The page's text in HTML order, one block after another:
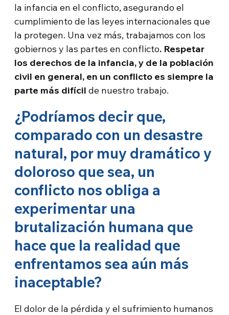
la infancia en el conflicto, asegurando el
cumplimiento de las leyes internacionales que
la protegen. Una vez más, trabajamos con los
gobiernos y las partes en conflicto. Respetar
los derechos de la infancia, y de la población
civil en general, en un conflicto es siempre la
parte más difícilde nuestro trabajo.
¿Podríamos decir que,
comparado con un desastre
natural, por muy dramático y
doloroso que sea, un
conflicto nos obliga a
experimentar una
brutalización humana que
hace que la realidad que
enfrentamos sea aún más
inaceptable?
El dolor de la pérdida y el sufrimiento humanos